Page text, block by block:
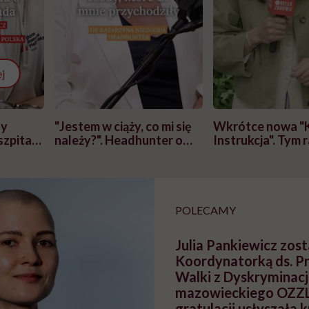
"Jestem w ciąży, co mi się
należy?". Headhunter o
Wkrótce nowa
Instrukcja". Tym
POLECAMY
Julia Pankiewicz
Koordynatorką ds.
Walki z
mazowieckiego